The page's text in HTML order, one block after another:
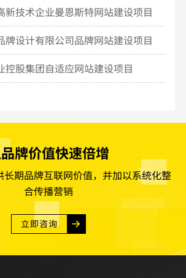
新技术企业曼恩斯特网站建设项目
牌设计有限公司品牌网站建设项目
控股集团自适应网站建设项目
牌价值快速倍增
长期品牌互联网价值，并加以系统化整
合传播营销
立即咨询